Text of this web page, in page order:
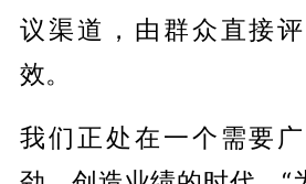
议渠道，由群众直接
效。
我们正处在一个需要